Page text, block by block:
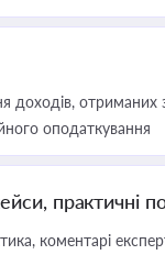
доходів,
оподаткування
практичні
коментарі